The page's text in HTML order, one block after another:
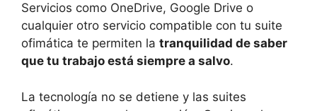
Servicios como OneDrive, Google Drive o
cualquier otro servicio compatible con tu suite
ofimática te permiten la tranquilidad de saber
que tu trabajo está siempre a salvo.
La tecnología no se detiene y las suites